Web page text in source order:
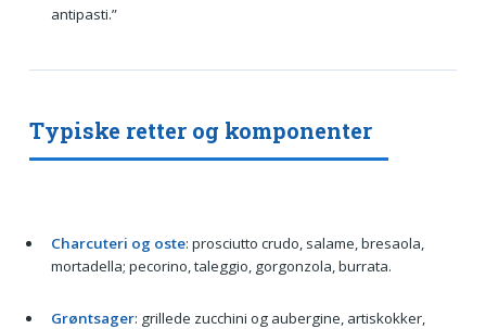
antipasti.”
Typiske retter og komponenter
Charcuteri og oste: prosciutto crudo, salame, bresaola,
mortadella; pecorino, taleggio, gorgonzola, burrata.
Grøntsager: grillede zucchini og aubergine, artiskokker,